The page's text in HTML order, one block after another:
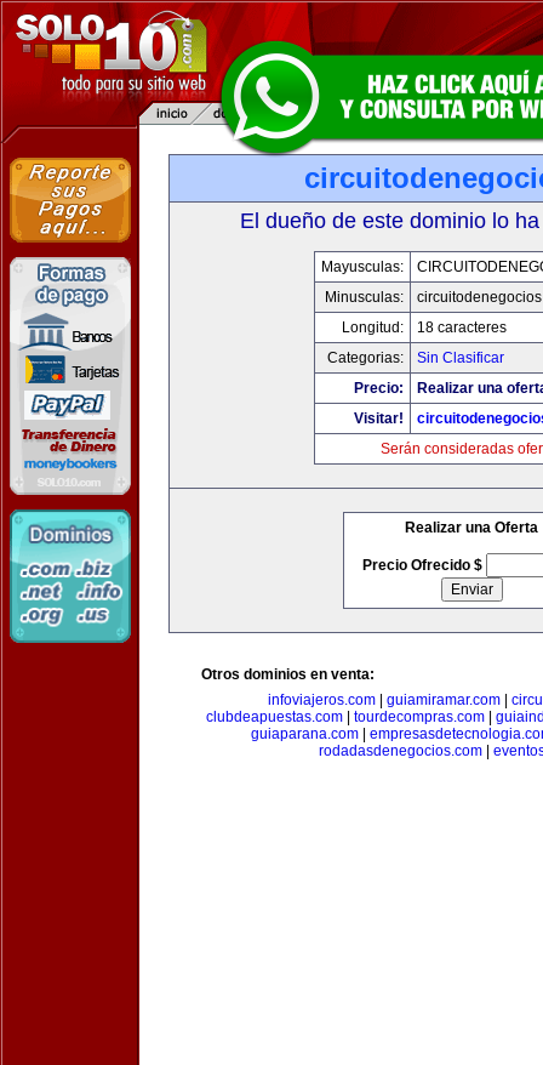
El dueño de este dominio lo
Mayusculas:
Minusculas:
Longitud:
18 caracteres
Categorias:
Sin Clasificar
Precio:
Realizar una
Visitar!
Serán consideradas
Realizar una Oferta
Precio Ofrecido $
Otros dominios en venta:
infoviajeros.com
guiamiramar.com
clubdeapuestas.com| tourdecompras.com|
guiaparana.com|
rodadasdenegocios.com